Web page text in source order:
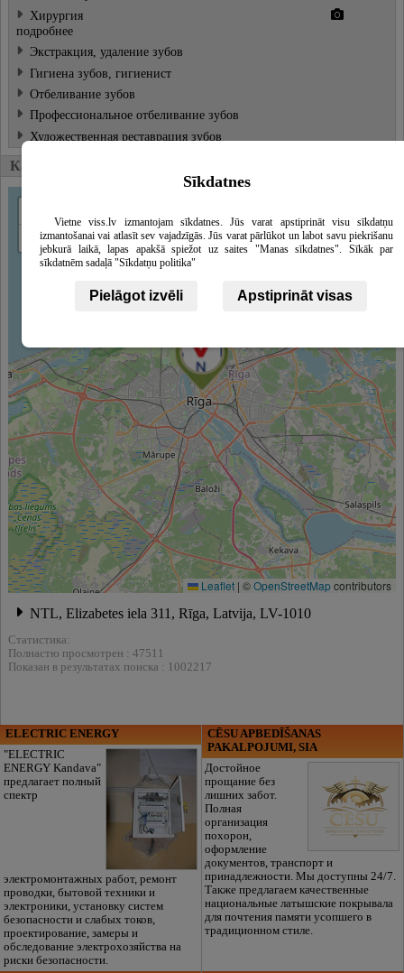
Хирургия
подробнее
Экстракция, удаление зубов
Гигиена зубов, гигиенист
Отбеливание зубов
Профессиональное отбеливание зубов
Художественная реставрация зубов
Карта, Связанные предприятия
Leaflet | ©OpenStreetMapcontributors
NTL, Elizabetes iela 311, Rīga, Latvija, LV-1010
Статистика:
Полнастю просмотрен : 47511
Показан в результатах поиска : 1002217
ELECTRIC ENERGY
"ELECTRIC
ENERGY Kandava"
предлагает полный
спектр
электромонтажных работ, ремонт
проводки, бытовой техники и
электроники, установку систем
безопасности и слабых токов,
проектирование, замеры и
обследование электрохозяйства на
риски безопасности.
CĒSU APBEDĪŠANAS
PAKALPOJUMI, SIA
Достойное
прощание без
лишних забот.
Полная
организация
похорон,
оформление
документов, транспорт и
принадлежности. Мы доступны 24/7.
Также предлагаем качественные
национальные латышские покрывала
для почтения памяти усопшего в
традиционном стиле.
Sīkdatnes
Vietne viss.lv izmantojam sīkdatnes. Jūs varat apstiprināt visu sīkdatņu
izmantošanai vai atlasīt sev vajadzīgās. Jūs varat pārlūkot un labot savu piekrišanu
jebkurā laikā, lapas apakšā spiežot uz saites "Manas sīkdatnes". Sīkāk par
sīkdatnēm sadaļā "Sīkdatņu politika"
Pielāgot izvēli Apstiprināt visas